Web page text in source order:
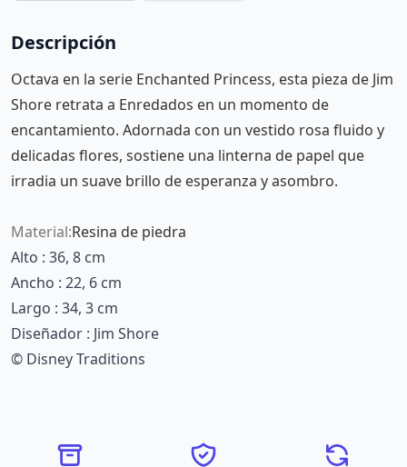
Descripción
Octava en la serie Enchanted Princess, esta pieza de Jim
Shore retrata a Enredados en un momento de
encantamiento. Adornada con un vestido rosa fluido y
delicadas flores, sostiene una linterna de papel que
irradia un suave brillo de esperanza y asombro.
Material:Resina de piedra
Alto : 36, 8 cm
Ancho : 22, 6 cm
Largo : 34, 3 cm
Diseñador : Jim Shore
© Disney Traditions